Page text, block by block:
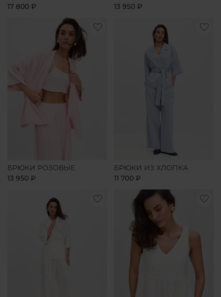
17 800 ₽
13 950 ₽
БРЮКИ РОЗОВЫЕ
13 950 ₽
БРЮКИ ИЗ ХЛОПКА
11 700 ₽